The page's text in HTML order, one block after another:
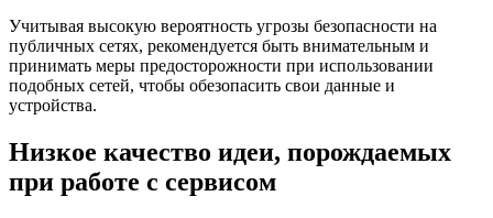
Учитывая высокую вероятность угрозы безопасности на
публичных сетях, рекомендуется быть внимательным и
принимать меры предосторожности при использовании
подобных сетей, чтобы обезопасить свои данные и
устройства.
Низкое качество идеи, порождаемых
при работе с сервисом